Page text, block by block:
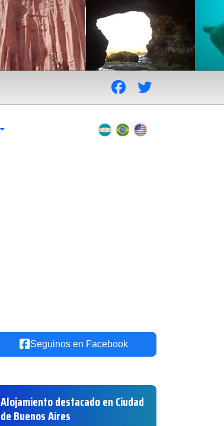
Seguinos en Facebook
Alojamiento destacado en Ciudad
de Buenos Aires